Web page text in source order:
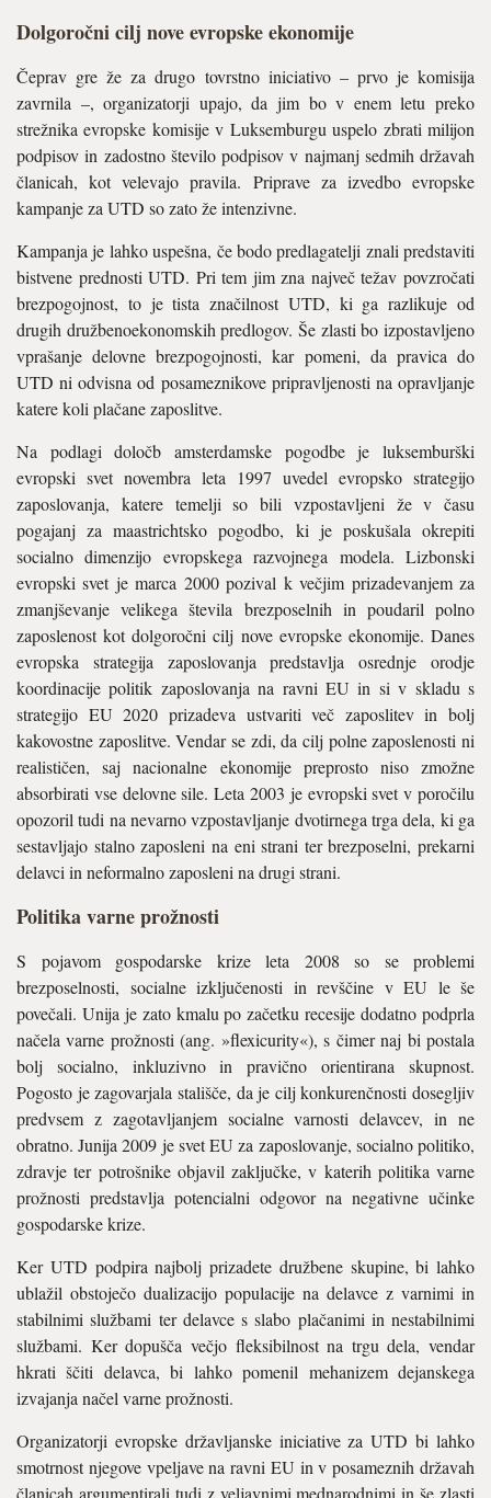
Dolgoročni cilj nove evropske ekonomije
Čeprav gre že za drugo tovrstno iniciativo – prvo je komisija
zavrnila –, organizatorji upajo, da jim bo v enem letu preko
strežnika evropske komisije v Luksemburgu uspelo zbrati milijon
podpisov in zadostno število podpisov v najmanj sedmih državah
članicah, kot velevajo pravila. Priprave za izvedbo evropske
kampanje za UTD so zato že intenzivne.
Kampanja je lahko uspešna, če bodo predlagatelji znali predstaviti
bistvene prednosti UTD. Pri tem jim zna največ težav povzročati
brezpogojnost, to je tista značilnost UTD, ki ga razlikuje od
drugih družbenoekonomskih predlogov. Še zlasti bo izpostavljeno
vprašanje delovne brezpogojnosti, kar pomeni, da pravica do
UTD ni odvisna od posameznikove pripravljenosti na opravljanje
katere koli plačane zaposlitve.
Na podlagi določb amsterdamske pogodbe je luksemburški
evropski svet novembra leta 1997 uvedel evropsko strategijo
zaposlovanja, katere temelji so bili vzpostavljeni že v času
pogajanj za maastrichtsko pogodbo, ki je poskušala okrepiti
socialno dimenzijo evropskega razvojnega modela. Lizbonski
evropski svet je marca 2000 pozival k večjim prizadevanjem za
zmanjševanje velikega števila brezposelnih in poudaril polno
zaposlenost kot dolgoročni cilj nove evropske ekonomije. Danes
evropska strategija zaposlovanja predstavlja osrednje orodje
koordinacije politik zaposlovanja na ravni EU in si v skladu s
strategijo EU 2020 prizadeva ustvariti več zaposlitev in bolj
kakovostne zaposlitve. Vendar se zdi, da cilj polne zaposlenosti ni
realističen, saj nacionalne ekonomije preprosto niso zmožne
absorbirati vse delovne sile. Leta 2003 je evropski svet v poročilu
opozoril tudi na nevarno vzpostavljanje dvotirnega trga dela, ki ga
sestavljajo stalno zaposleni na eni strani ter brezposelni, prekarni
delavci in neformalno zaposleni na drugi strani.
Politika varne prožnosti
S pojavom gospodarske krize leta 2008 so se problemi
brezposelnosti, socialne izključenosti in revščine v EU le še
povečali. Unija je zato kmalu po začetku recesije dodatno podprla
načela varne prožnosti (ang. »flexicurity«), s čimer naj bi postala
bolj socialno, inkluzivno in pravično orientirana skupnost.
Pogosto je zagovarjala stališče, da je cilj konkurenčnosti dosegljiv
predvsem z zagotavljanjem socialne varnosti delavcev, in ne
obratno. Junija 2009 je svet EU za zaposlovanje, socialno politiko,
zdravje ter potrošnike objavil zaključke, v katerih politika varne
prožnosti predstavlja potencialni odgovor na negativne učinke
gospodarske krize.
Ker UTD podpira najbolj prizadete družbene skupine, bi lahko
ublažil obstoječo dualizacijo populacije na delavce z varnimi in
stabilnimi službami ter delavce s slabo plačanimi in nestabilnimi
službami. Ker dopušča večjo fleksibilnost na trgu dela, vendar
hkrati ščiti delavca, bi lahko pomenil mehanizem dejanskega
izvajanja načel varne prožnosti.
Organizatorji evropske državljanske iniciative za UTD bi lahko
smotrnost njegove vpeljave na ravni EU in v posameznih državah
članicah argumentirali tudi z veljavnimi mednarodnimi in še zlasti